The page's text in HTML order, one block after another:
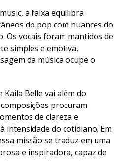
a faixa equilibra
do pop com nuances do
Os vocais foram mantidos de
simples e emotiva,
da música ocupe o
Belle vai além do
procuram
de clareza e
intensidade do cotidiano. Em
missão se traduz em uma
e inspiradora, capaz de